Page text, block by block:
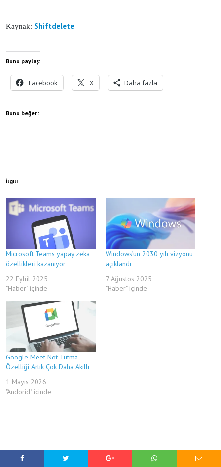
Kaynak: Shiftdelete
Bunu paylaş:
Facebook X Daha fazla
Bunu beğen:
İlgili
Microsoft Teams yapay zeka
özellikleri kazanıyor
22 Eylül 2025
"Haber" içinde
Windows’un 2030 yılı vizyonu
açıklandı
7 Ağustos 2025
"Haber" içinde
Google Meet Not Tutma
Özelliği Artık Çok Daha Akıllı
1 Mayıs 2026
"Andorid" içinde